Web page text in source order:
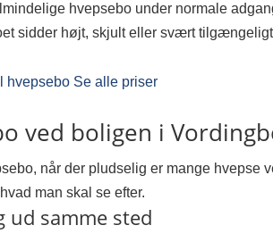
hvepsebo under normale
sidder højt, skjult eller svært
hvepsebo Se alle priser
ved boligen i
når der pludselig er mange
man skal se efter.
ud samme sted